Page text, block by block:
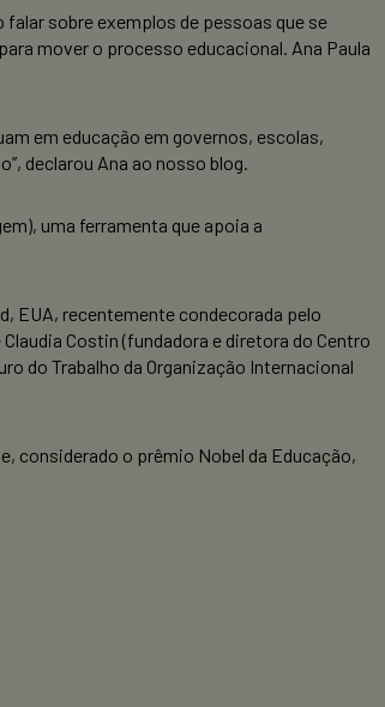
sobre exemplos de pessoas que se
mover o processo educacional. Ana Paula
em educação em governos, escolas,
declarou Ana ao nosso blog.
uma ferramenta que apoia a
EUA, recentemente condecorada pelo
Costin (fundadora e diretora do Centro
do Trabalho da Organização Internacional
considerado o prêmio Nobel da Educação,